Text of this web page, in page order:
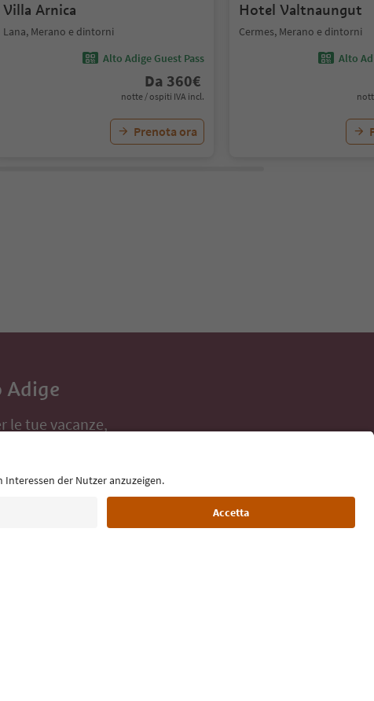
Villa Arnica
Lana, Merano e dintorni
Alto Adige Guest Pass
Da 360€
notte / ospiti IVA incl.
Prenota ora
Hotel Valtnaungut
Cermes, Merano e dintorni
Alto
Adige
le tue vacanze,